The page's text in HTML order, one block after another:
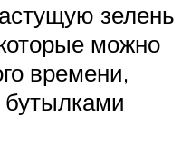
зелень
можно
времени,
бутылками